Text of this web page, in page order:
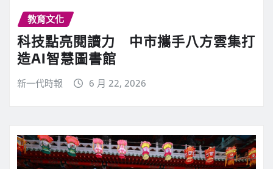
教育文化
科技點亮閱讀力 中市攜手八方雲集打
造AI智慧圖書館
新一代時報 6 月 22, 2026